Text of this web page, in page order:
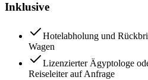
Inklusive
Hotelabholung und
Wagen
Lizenzierter Ägyptologe
Reiseleiter auf Anfrage